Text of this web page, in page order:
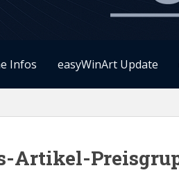
Infos easyWinArt Update
Artikel-